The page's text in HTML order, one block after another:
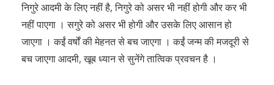
निगुरे आदमी के लिए नहीं है, निगुरे को असर भी नहीं होगी और कर भी
नहीं पाएगा । सगुरे को असर भी होगी और उसके लिए आसान हो
जाएगा । कईं वर्षों की मेहनत से बच जाएगा । कईं जन्म की मजदूरी से
बच जाएगा आदमी, खूब ध्यान से सुनेंगे तात्विक प्रवचन है ।